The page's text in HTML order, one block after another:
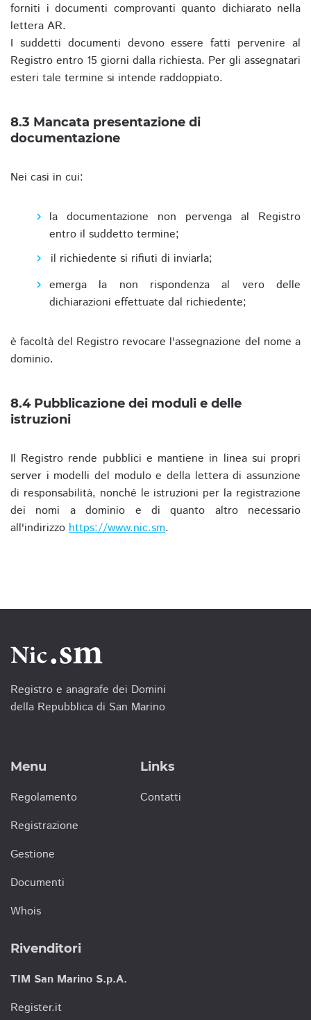
forniti i documenti comprovanti quanto dichiarato nella
lettera AR.
I suddetti documenti devono essere fatti pervenire al
Registro entro 15 giorni dalla richiesta. Per gli assegnatari
esteri tale termine si intende raddoppiato.
8.3 Mancata presentazione di
documentazione
Nei casi in cui:
la documentazione non pervenga al Registro
entro il suddetto termine;
il richiedente si rifiuti di inviarla;
emerga la non rispondenza al vero delle
dichiarazioni effettuate dal richiedente;
è facoltà del Registro revocare l'assegnazione del nome a
dominio.
8.4 Pubblicazione dei moduli e delle
istruzioni
Il Registro rende pubblici e mantiene in linea sui propri
server i modelli del modulo e della lettera di assunzione
di responsabilità, nonché le istruzioni per la registrazione
dei nomi a dominio e di quanto altro necessario
all'indirizzo https://www.nic.sm.
Registro e anagrafe dei Domini
della Repubblica di San Marino
Menu
Regolamento
Registrazione
Gestione
Documenti
Whois
Links
Contatti
Rivenditori
TIM San Marino S.p.A.
Register.it